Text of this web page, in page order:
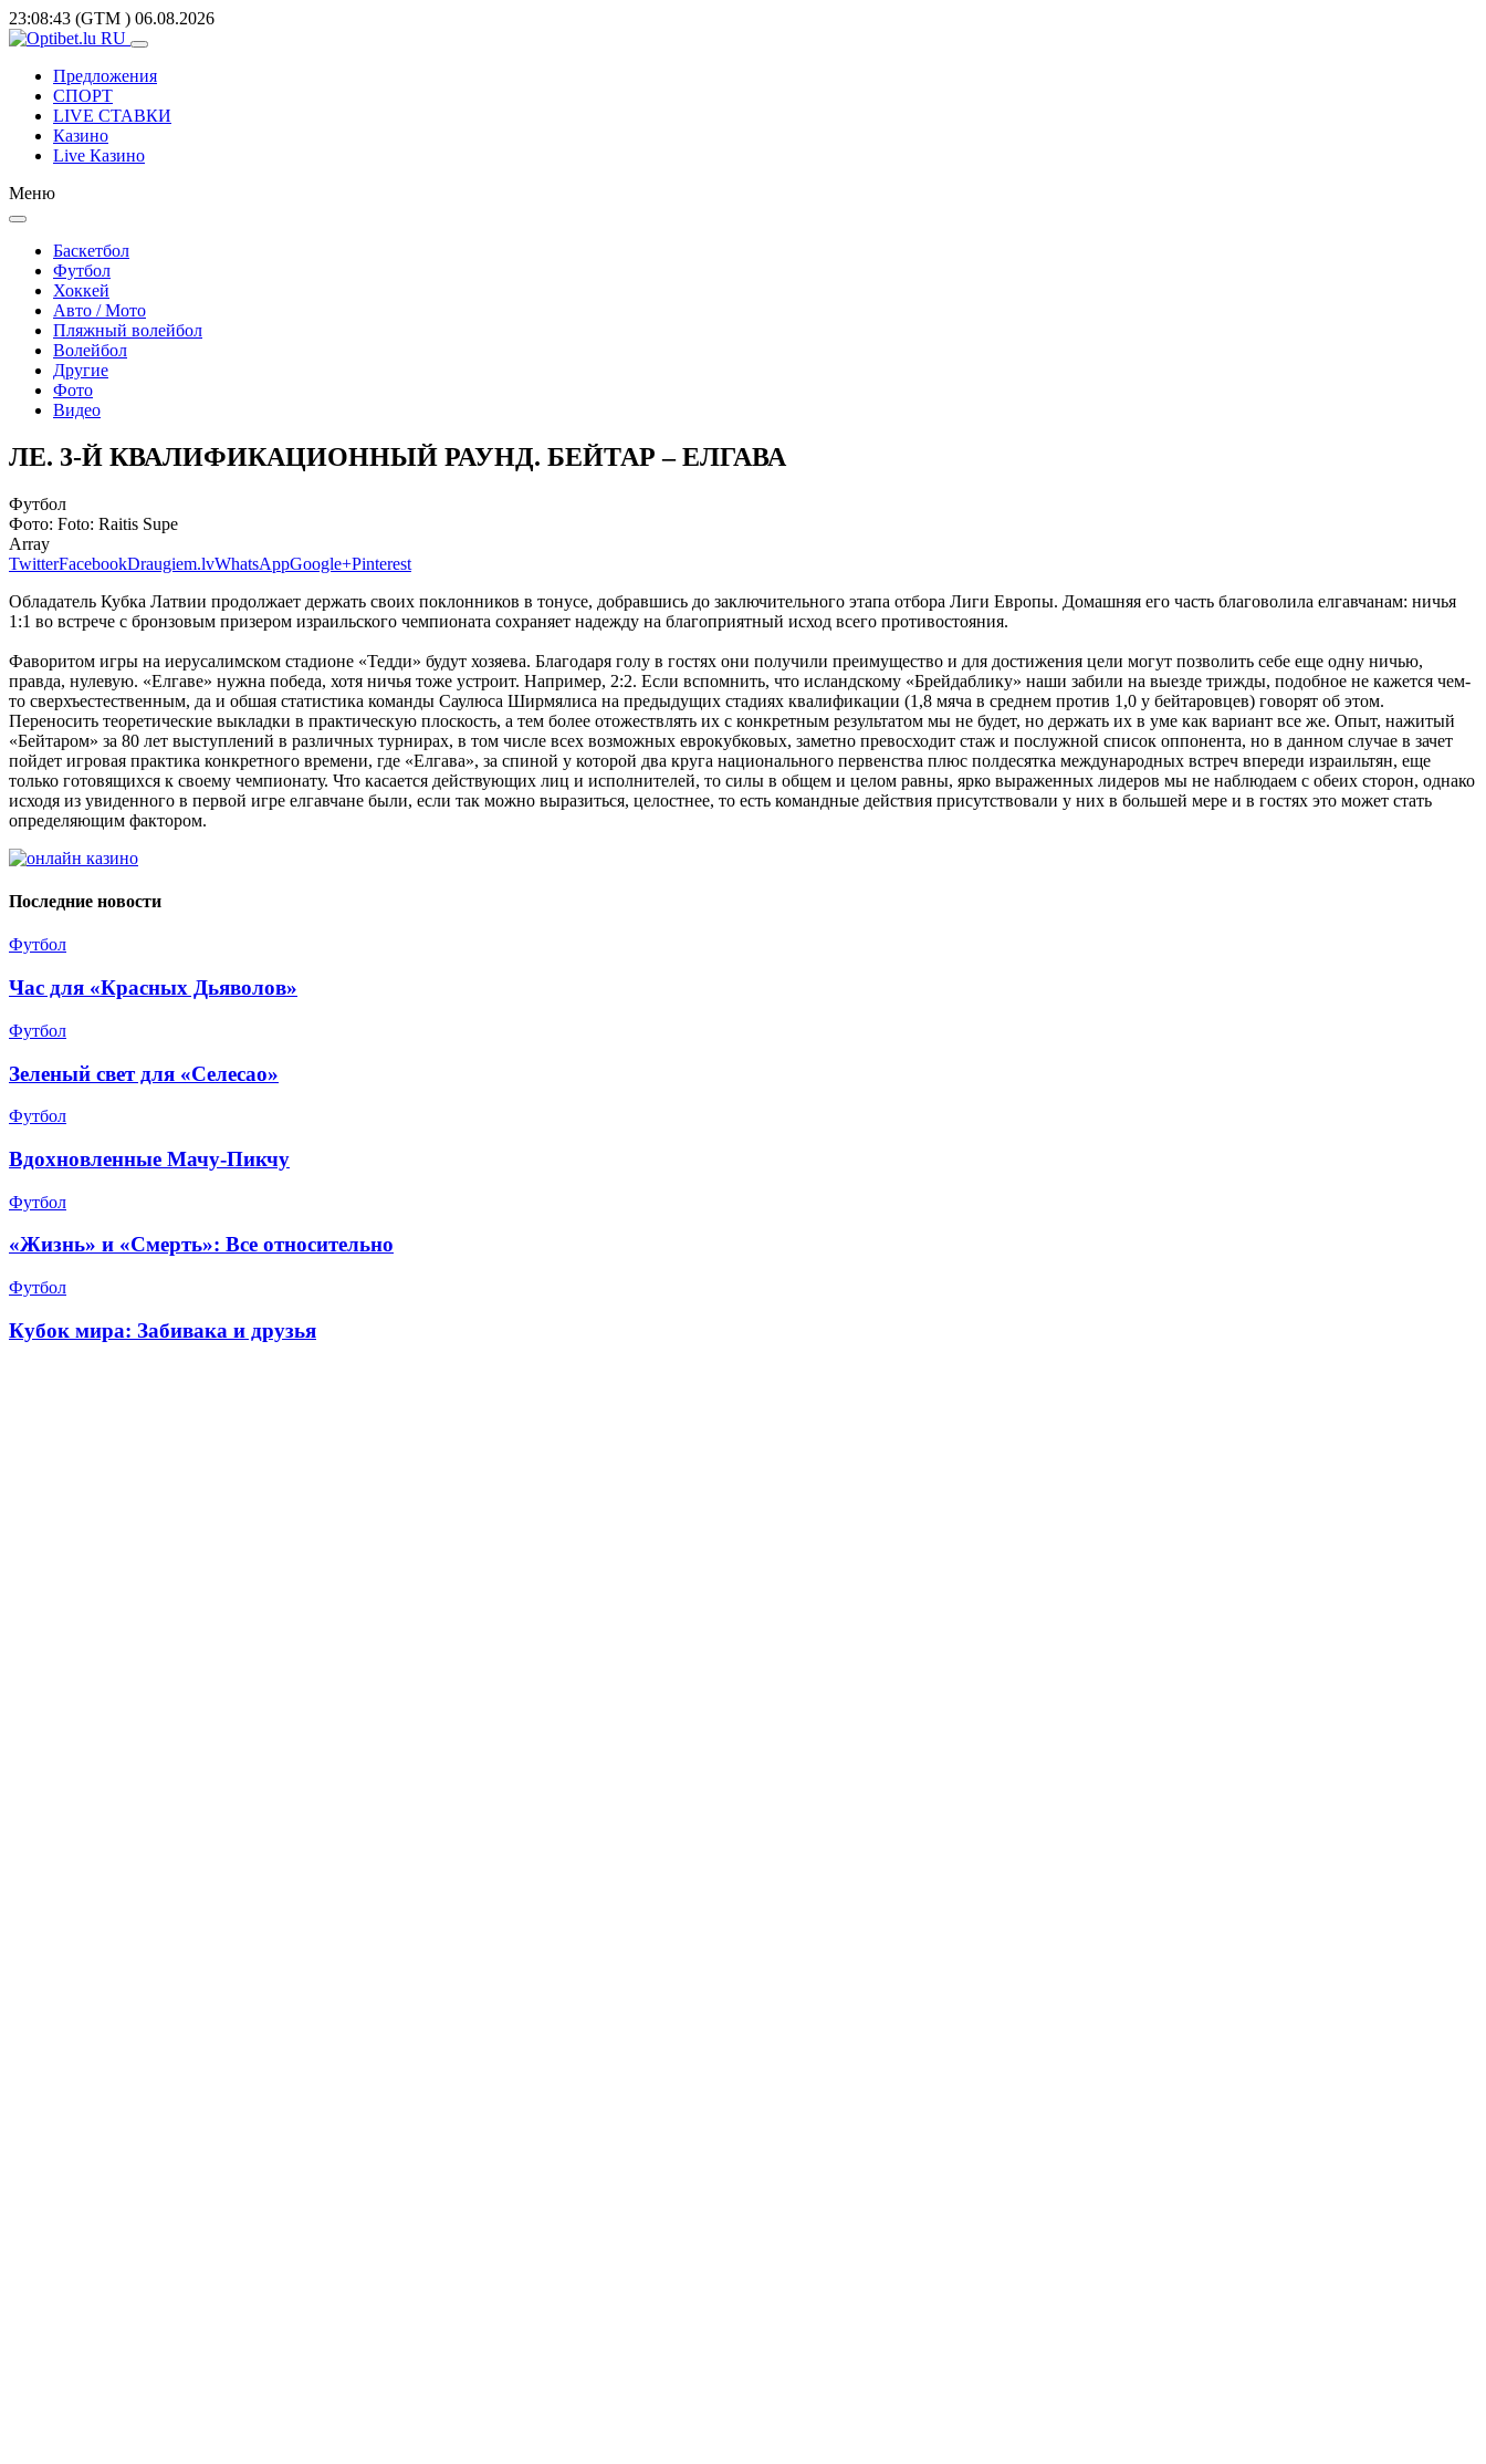
23:08:43 (GTM ) 06.08.2026
Предложения
СПОРТ
LIVE СТАВКИ
Казино
Live Казино
Меню
Баскетбол
Футбол
Хоккей
Авто / Мото
Пляжный волейбол
Волейбол
Другие
Фото
Видео
ЛЕ. 3-Й КВАЛИФИКАЦИОННЫЙ РАУНД. БЕЙТАР – ЕЛГАВА
Футбол
Фото: Foto: Raitis Supe
Array
TwitterFacebookDraugiem.lvWhatsAppGoogle+Pinterest
Обладатель Кубка Латвии продолжает держать своих поклонников в тонусе, добравшись до заключительного этапа отбора Лиги Европы. Домашняя его часть благоволила елгавчанам: ничья
1:1 во встрече с бронзовым призером израильского чемпионата сохраняет надежду на благоприятный исход всего противостояния.
Фаворитом игры на иерусалимском стадионе «Тедди» будут хозяева. Благодаря голу в гостях они получили преимущество и для достижения цели могут позволить себе еще одну ничью,
правда, нулевую. «Елгаве» нужна победа, хотя ничья тоже устроит. Например, 2:2. Если вспомнить, что исландскому «Брейдаблику» наши забили на выезде трижды, подобное не кажется чем-
то сверхъестественным, да и обшая статистика команды Саулюса Ширмялиса на предыдущих стадиях квалификации (1,8 мяча в среднем против 1,0 у бейтаровцев) говорят об этом.
Переносить теоретические выкладки в практическую плоскость, а тем более отожествлять их с конкретным результатом мы не будет, но держать их в уме как вариант все же. Опыт, нажитый
«Бейтаром» за 80 лет выступлений в различных турнирах, в том числе всех возможных еврокубковых, заметно превосходит стаж и послужной список оппонента, но в данном случае в зачет
пойдет игровая практика конкретного времени, где «Елгава», за спиной у которой два круга национального первенства плюс полдесятка международных встреч впереди израильтян, еще
только готовящихся к своему чемпионату. Что касается действующих лиц и исполнителей, то силы в общем и целом равны, ярко выраженных лидеров мы не наблюдаем с обеих сторон, однако
исходя из увиденного в первой игре елгавчане были, если так можно выразиться, целостнее, то есть командные действия присутствовали у них в большей мере и в гостях это может стать
определяющим фактором.
Последние новости
Футбол
Час для «Красных Дьяволов»
Футбол
Зеленый свет для «Селесао»
Футбол
Вдохновленные Мачу-Пикчу
Футбол
«Жизнь» и «Смерть»: Все относительно
Футбол
Кубок мира: Забивака и друзья